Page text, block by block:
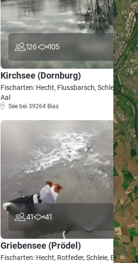
126 105 4.5
Kirchsee (Dornburg)
Fischarten: Hecht, Flussbarsch, Schleie,
Aal
See bei 39264 Bias
41 41 4.7
Griebensee (Prödel)
Fischarten: Hecht, Rotfeder, Schleie, Brachse,